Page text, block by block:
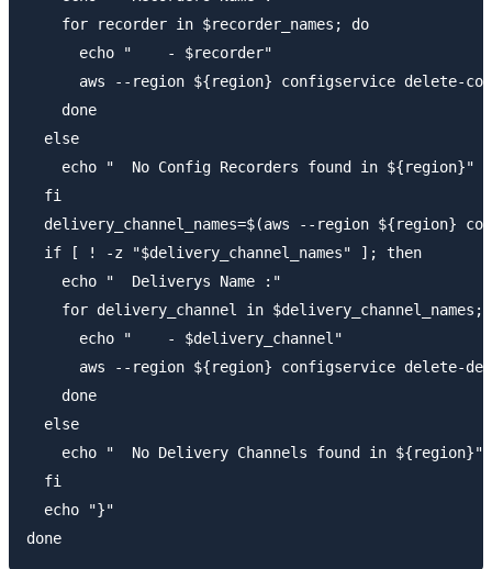
    for recorder in $recorder_names; do
      echo "    - $recorder"
aws --region ${region} configservice delete-
    done
  else
    echo "  No Config Recorders found in ${region}"
  fi
delivery_channel_names=$(aws --region ${region}
  if [ ! -z "$delivery_channel_names" ]; then
    echo "  Deliverys Name :"
for delivery_channel in $delivery_channel_names;
      echo "    - $delivery_channel"
aws --region ${region} configservice delete-
    done
  else
    echo "  No Delivery Channels found in ${region}"
  fi
  echo "}"